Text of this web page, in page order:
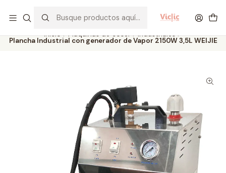
Leer más
Inicio Máquinas de coser Industriales
Plancha Industrial con generador de Vapor 2150W 3,5L WEIJIE